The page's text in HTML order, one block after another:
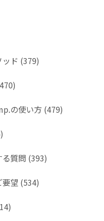
ド (379)
の使い方 (479)
質問 (393)
要望 (534)